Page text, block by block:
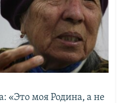
«Это моя Родина, а не